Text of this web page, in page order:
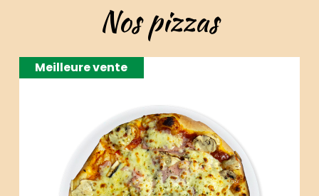
Nos pizzas
Meilleure vente